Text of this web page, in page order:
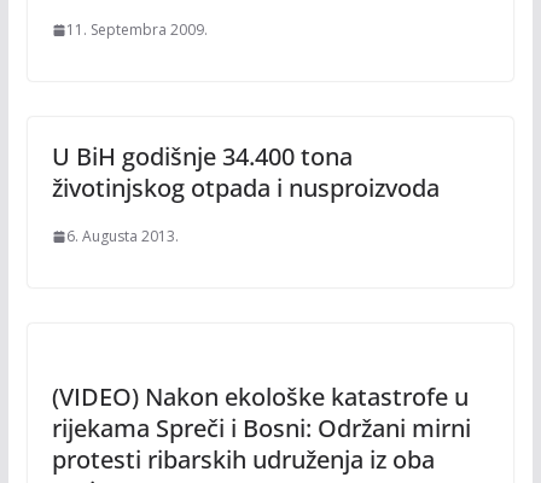
11. Septembra 2009.
U BiH godišnje 34.400 tona
životinjskog otpada i nusproizvoda
6. Augusta 2013.
(VIDEO) Nakon ekološke katastrofe u
rijekama Spreči i Bosni: Održani mirni
protesti ribarskih udruženja iz oba